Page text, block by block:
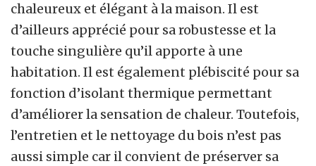
chaleureux et élégant à la maison. Il est
d’ailleurs apprécié pour sa robustesse et la
touche singulière qu’il apporte à une
habitation. Il est également plébiscité pour sa
fonction d’isolant thermique permettant
d’améliorer la sensation de chaleur. Toutefois,
l’entretien et le nettoyage du bois n’est pas
aussi simple car il convient de préserver sa